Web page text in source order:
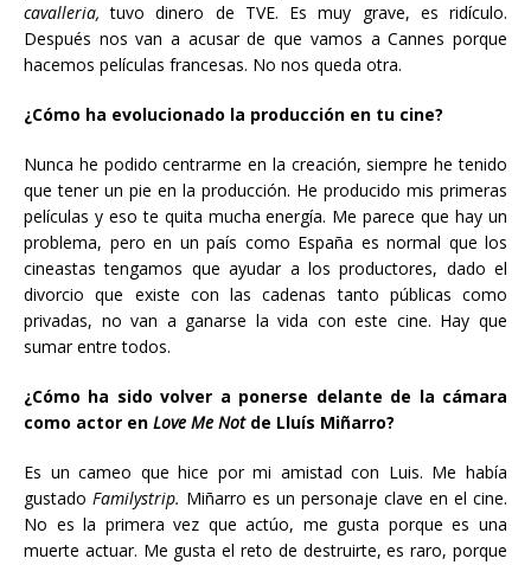
cavalleria, tuvo dinero de TVE. Es muy grave, es ridículo.
Después nos van a acusar de que vamos a Cannes porque
hacemos películas francesas. No nos queda otra.
¿Cómo ha evolucionado la producción en tu cine?
Nunca he podido centrarme en la creación, siempre he tenido
que tener un pie en la producción. He producido mis primeras
películas y eso te quita mucha energía. Me parece que hay un
problema, pero en un país como España es normal que los
cineastas tengamos que ayudar a los productores, dado el
divorcio que existe con las cadenas tanto públicas como
privadas, no van a ganarse la vida con este cine. Hay que
sumar entre todos.
¿Cómo ha sido volver a ponerse delante de la cámara
como actor en Love Me Not de Lluís Miñarro?
Es un cameo que hice por mi amistad con Luis. Me había
gustado Familystrip. Miñarro es un personaje clave en el cine.
No es la primera vez que actúo, me gusta porque es una
muerte actuar. Me gusta el reto de destruirte, es raro, porque